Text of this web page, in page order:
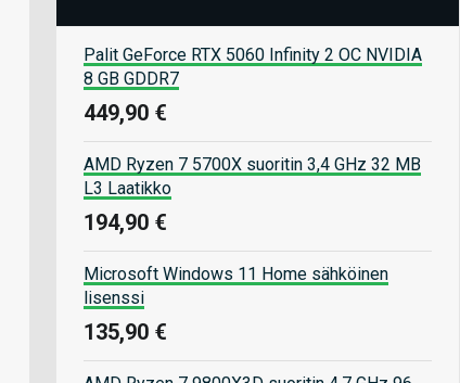
Palit GeForce RTX 5060 Infinity 2 OC NVIDIA
8 GB GDDR7
449,90 €
AMD Ryzen 7 5700X suoritin 3,4 GHz 32 MB
L3 Laatikko
194,90 €
Microsoft Windows 11 Home sähköinen
lisenssi
135,90 €